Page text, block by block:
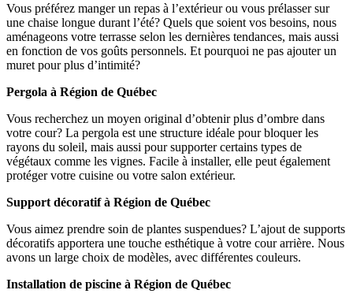
Vous préférez manger un repas à l’extérieur ou vous prélasser sur
une chaise longue durant l’été? Quels que soient vos besoins, nous
aménageons votre terrasse selon les dernières tendances, mais aussi
en fonction de vos goûts personnels. Et pourquoi ne pas ajouter un
muret pour plus d’intimité?
Pergola à Région de Québec
Vous recherchez un moyen original d’obtenir plus d’ombre dans
votre cour? La pergola est une structure idéale pour bloquer les
rayons du soleil, mais aussi pour supporter certains types de
végétaux comme les vignes. Facile à installer, elle peut également
protéger votre cuisine ou votre salon extérieur.
Support décoratif à Région de Québec
Vous aimez prendre soin de plantes suspendues? L’ajout de supports
décoratifs apportera une touche esthétique à votre cour arrière. Nous
avons un large choix de modèles, avec différentes couleurs.
Installation de piscine à Région de Québec